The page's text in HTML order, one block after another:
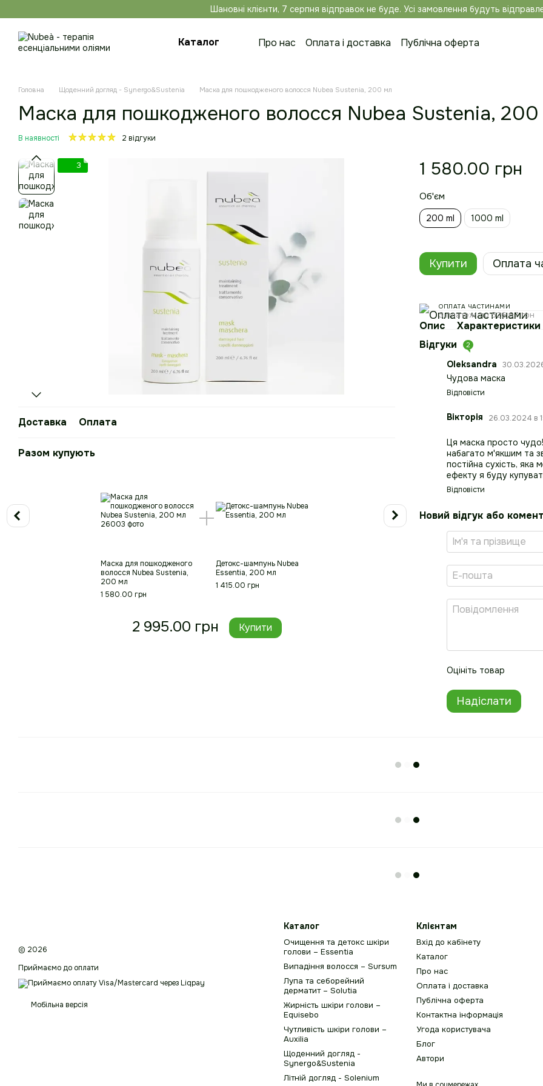
Шановні клієнти, 7 серпня відправок не буде. Усі замовлення будуть
Каталог Про нас Оплата і доставка
Публічна оферта
Головна Щоденний догляд - Synergo&Sustenia Маска для пошкодженого волосся Nubea Sustenia, 200 мл
Маска для пошкодженого волосся Nubea Sustenia,
В наявності 2 відгуки
3
Доставка Оплата
Разом купують
Маска для пошкодженого
волосся Nubea Sustenia,
200 мл
1 580.00 грн
Детокс-шампунь Nubea
Essentia, 200 мл
1 415.00 грн
2 995.00 грн Купити
Разом купують
Маска для
волосся Nubea
200 мл
1 580.00 грн
Об'єм
200 ml 1000 ml
Купити Оплата
ОПЛАТА ЧАСТИНАМИ
3 платежі по 526.67 грн
Опис
Характеристики
Відгуки
2
Oleksandra
Чудова маска
Відповісти
Вікторія 26.03.2024 в
Ця маска просто
набагато м'якшим та
постійна сухість, яка
ефекту я буду
Відповісти
Новий відгук або
Оцініть товар
Надіслати
© 2026
Приймаємо до оплати
Мобільна версія
Каталог
Очищення та детокс шкіри
голови – Essentia
Випадіння волосся – Sursum
Лупа та себорейний
дерматит – Solutia
Жирність шкіри голови –
Equisebo
Чутливість шкіри голови –
Auxilia
Щоденний догляд -
Synergo&Sustenia
Літній догляд - Solenium
Клієнтам
Вхід до кабінету
Каталог
Про нас
Оплата і доставка
Публічна оферта
Контактна інформація
Угода користувача
Блог
Автори